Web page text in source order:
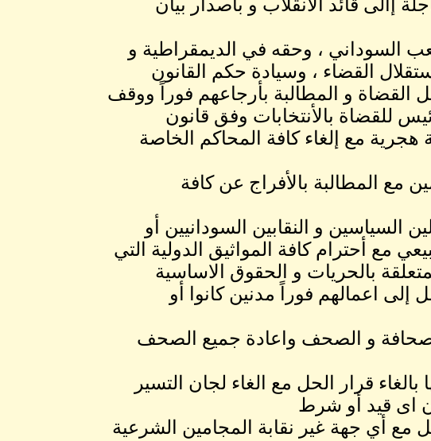
إالى قائد الانقلاب و باصدار بيان
السوداني ، وحقه في الديمقراطية و
القضاء ، وسيادة حكم القانون
القضاة و المطالبة بأرجاعهم فوراً ووقف
للقضاة بالأنتخابات وفق قانون
هجرية مع إلغاء كافة المحاكم الخاصة
مع المطالبة بالأفراج عن كافة
السياسين و النقابين السودانيين أو
مع أحترام كافة المواثيق الدولية التي
بالحريات و الحقوق الاساسية
إلى اعمالهم فوراً مدنين كانوا أو
و الصحف واعادة جميع الصحف
بالغاء قرار الحل مع الغاء لجان التسير
اى قيد أو شرط
مع أي جهة غير نقابة المجامين الشرعية